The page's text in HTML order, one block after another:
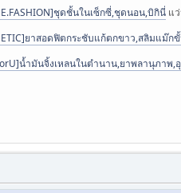
ชุดชั้นในเซ็กซี่,ชุดนอน,บิกินี่ แ
ยาสอดฟิตกระชับแก้ตกขาว,สลิมแม๊ก
น้ำมันจิ้งเหลนในตำนาน,ยาพลานุภาพ